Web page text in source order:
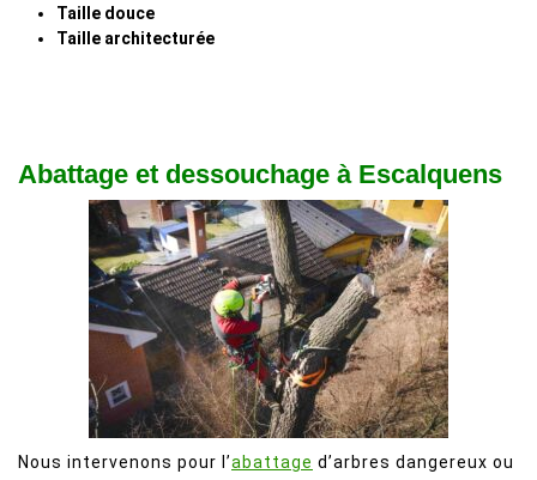
Taille douce
Taille architecturée
Abattage et dessouchage à Escalquens
Nous intervenons pour l’abattage d’arbres dangereux ou